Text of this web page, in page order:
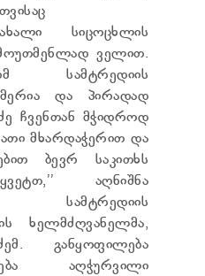
სიცოცხლის
ველით.
სამტრედიის
მერია და პირადად
ჩვენთან მჭიდროდ
მხარდაჭერით და
ბევრ საკითხს
აღნიშნა
სამტრედიის
ხელმძღვანელმა,
განყოფილება
აღჭურვილი